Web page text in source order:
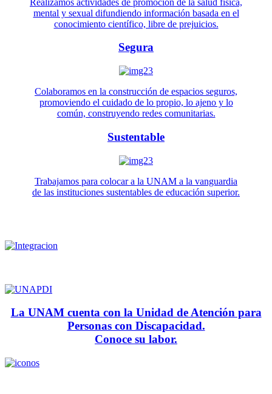
mental y sexual difundiendo información basada en el
conocimiento científico, libre de prejuicios.
Segura
Colaboramos en la construcción de espacios seguros,
promoviendo el cuidado de lo propio, lo ajeno y lo
común, construyendo redes comunitarias.
Sustentable
Trabajamos para colocar a la UNAM a la vanguardia
de las instituciones sustentables de educación superior.
La UNAM cuenta con la Unidad de Atención para
Personas con Discapacidad.
Conoce su labor.